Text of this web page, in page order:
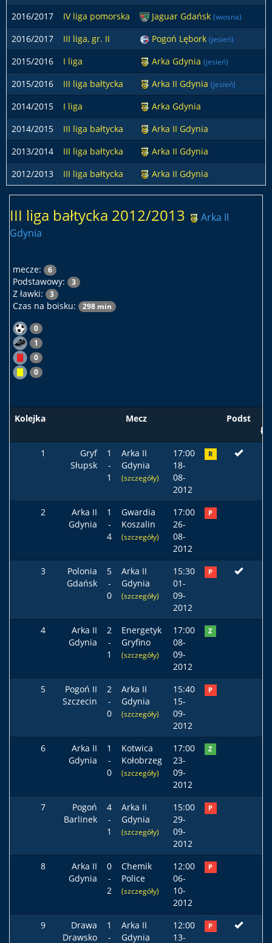
2016/2017
IV liga pomorska Jaguar Gdańsk (wiosna)
2016/2017
III liga, gr. II Pogoń Lębork (jesień)
2015/2016
I liga Arka Gdynia (jesień)
2015/2016 III liga bałtycka Arka II Gdynia (jesień)
2014/2015
I liga
Arka Gdynia
2014/2015
III liga bałtycka Arka II Gdynia
2013/2014
III liga bałtycka Arka II Gdynia
2012/2013
III liga bałtycka Arka II Gdynia
III liga bałtycka 2012/2013
Arka II
Gdynia
mecze: 6
Podstawowy: 3
Z ławki: 3
Czas na boisku: 298 min
0
1
0
0
Kolejka Mecz Podst
1
Gryf
Słupsk
1
-
1
Arka II
Gdynia
(szczegóły)
17:00
18-
08-
2012
R
2
Arka II
Gdynia
1
-
4
Gwardia
Koszalin
(szczegóły)
17:00
26-
08-
2012
P
3
Polonia
Gdańsk
5
-
0
Arka II
Gdynia
(szczegóły)
15:30
01-
09-
2012
P
4
Arka II
Gdynia
2
-
1
Energetyk
Gryfino
(szczegóły)
17:00
08-
09-
2012
Z
5
Pogoń II
Szczecin
2
-
0
Arka II
Gdynia
(szczegóły)
15:40
15-
09-
2012
P
6
Arka II
Gdynia
1
-
0
Kotwica
Kołobrzeg
(szczegóły)
17:00
23-
09-
2012
Z
7
Pogoń
Barlinek
4
-
1
Arka II
Gdynia
(szczegóły)
15:00
29-
09-
2012
P
8
Arka II
Gdynia
0
-
2
Chemik
Police
(szczegóły)
12:00
06-
10-
2012
P
9
Drawa
Drawsko
1
-
Arka II
Gdynia
12:00
13-
P